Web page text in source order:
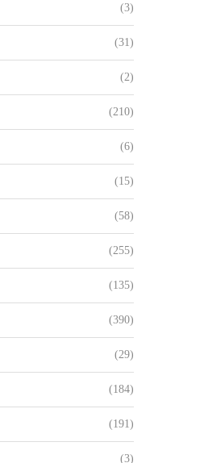
(3)
(31)
(2)
(210)
(6)
(15)
(58)
(255)
(135)
(390)
(29)
(184)
(191)
(3)